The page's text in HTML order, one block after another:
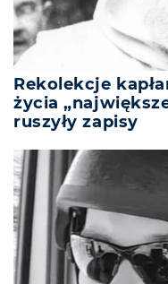
Rekolekcje
życia
ruszyły zapisy